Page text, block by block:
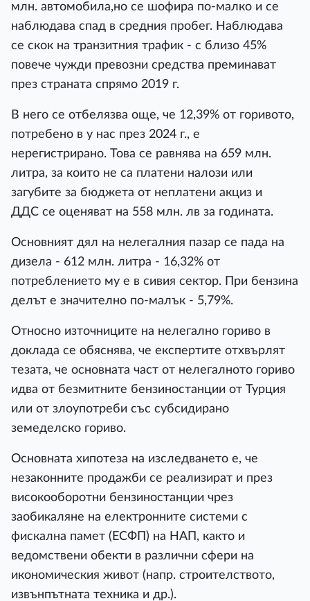
млн. автомобила,но се шофира по-малко и се
наблюдава спад в средния пробег. Наблюдава
се скок на транзитния трафик - с близо 45%
повече чужди превозни средства преминават
през страната спрямо 2019 г.
В него се отбелязва още, че 12,39% от горивото,
потребено в у нас през 2024 г., е
нерегистрирано. Това се равнява на 659 млн.
литра, за които не са платени налози или
загубите за бюджета от неплатени акциз и
ДДС се оценяват на 558 млн. лв за годината.
Основният дял на нелегалния пазар се пада на
дизела - 612 млн. литра - 16,32% от
потреблението му е в сивия сектор. При бензина
делът е значително по-малък - 5,79%.
Относно източниците на нелегално гориво в
доклада се обяснява, че експертите отхвърлят
тезата, че основната част от нелегалното гориво
идва от безмитните бензиностанции от Турция
или от злоупотреби със субсидирано
земеделско гориво.
Основната хипотеза на изследването е, че
незаконните продажби се реализират и през
високооборотни бензиностанции чрез
заобикаляне на електронните системи с
фискална памет (ЕСФП) на НАП, както и
ведомствени обекти в различни сфери на
икономическия живот (напр. строителството,
извънпътната техника и др.).